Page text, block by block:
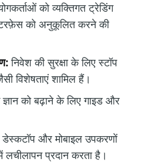
को व्यक्तिगत ट्रेडिंग
को अनुकूलित करने की
निवेश की सुरक्षा के लिए स्टॉप
विशेषताएं शामिल हैं।
ज्ञान को बढ़ाने के लिए गाइड और
डेस्कटॉप और मोबाइल उपकरणों
प्रदान करता है।